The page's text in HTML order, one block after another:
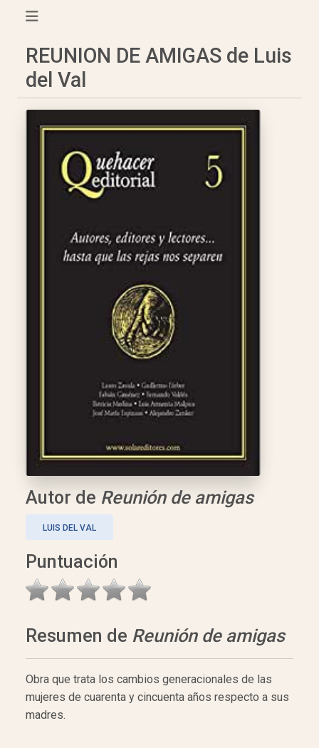
REUNION DE AMIGAS de Luis
del Val
Autor de Reunión de amigas
LUIS DEL VAL
Puntuación
Resumen de Reunión de amigas
Obra que trata los cambios generacionales de las
mujeres de cuarenta y cincuenta años respecto a sus
madres.